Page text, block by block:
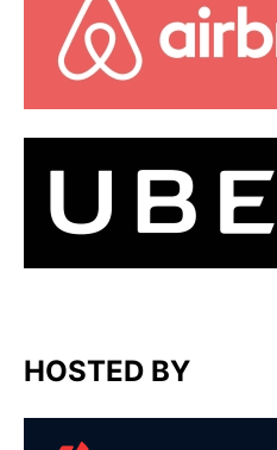
HOSTED BY